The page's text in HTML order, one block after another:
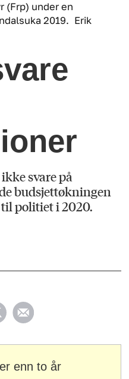
(Frp) under en
2019. Erik
svare på
budsjettøkningen
politiet i 2020.
enn to år